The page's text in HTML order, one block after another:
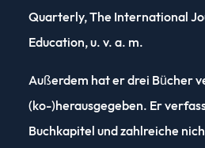
Quarterly, The International
Education, u. v. a. m.
Außerdem hat er drei Bücher
(ko-)herausgegeben. Er
Buchkapitel und zahlreiche